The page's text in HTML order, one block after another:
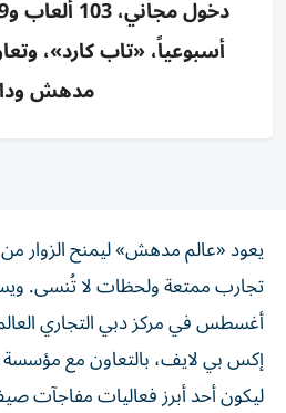
أسبوعياً، «تاب كارد»،
مدهش
يعود «عالم مدهش» ليمنح الزوار
أغسطس في مركز دبي التجاري
إكس بي لايف، بالتعاون مع مؤسسة
ليكون أحد أبرز فعاليات مفاجآت